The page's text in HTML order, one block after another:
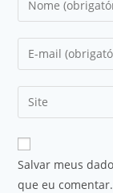
Salvar meus
que eu comentar.